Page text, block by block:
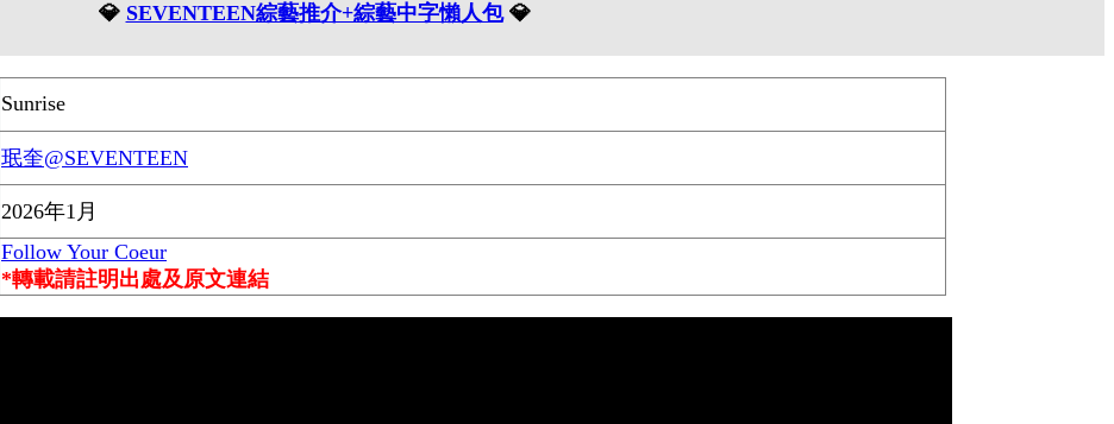
💎 SEVENTEEN綜藝推介+綜藝中字懶人包💎
Sunrise
珉奎@SEVENTEEN
2026年1月
Follow Your Coeur
*轉載請註明出處及原文連結